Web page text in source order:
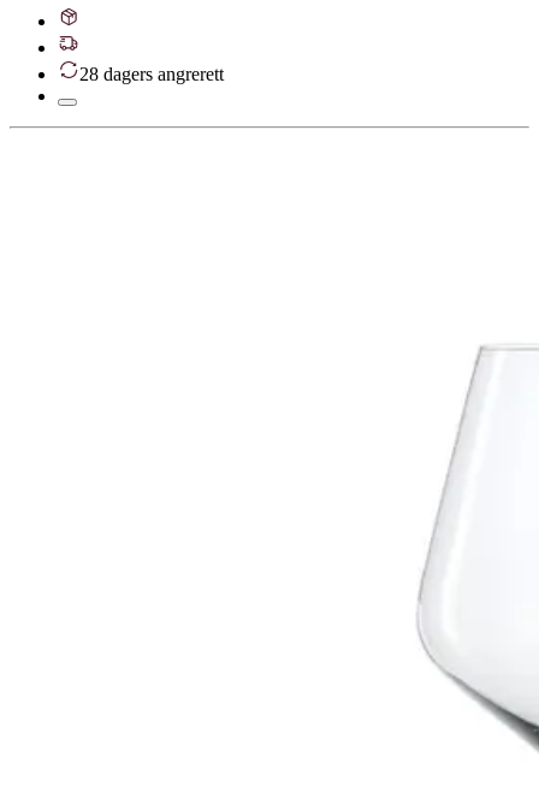
28 dagers angrerett